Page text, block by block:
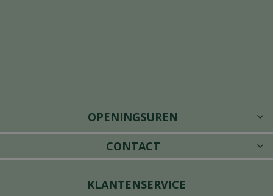
OPENINGSUREN
CONTACT
KLANTENSERVICE